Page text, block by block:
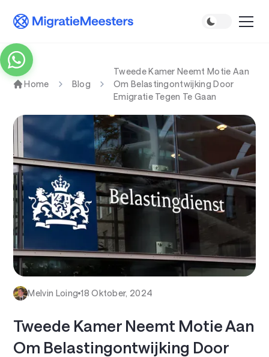
Home Blog
Tweede Kamer Neemt Motie Aan
Om Belastingontwijking Door
Emigratie Tegen Te Gaan
Melvin Loing 18 Oktober, 2024
Tweede Kamer Neemt Motie Aan
Om Belastingontwijking Door